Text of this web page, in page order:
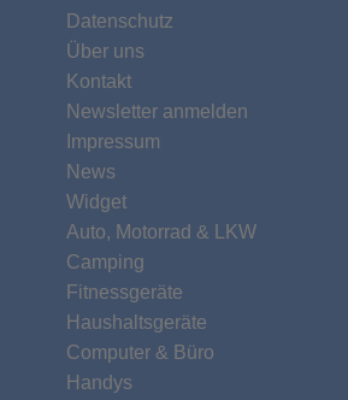
Datenschutz
Über uns
Kontakt
Newsletter anmelden
Impressum
News
Widget
Auto, Motorrad & LKW
Camping
Fitnessgeräte
Haushaltsgeräte
Computer & Büro
Handys